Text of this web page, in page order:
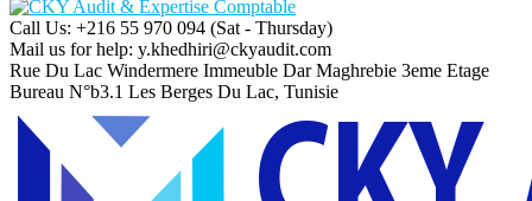
Call Us: +216 55 970 094 (Sat - Thursday)
Mail us for help: y.khedhiri@ckyaudit.com
Rue Du Lac Windermere Immeuble Dar Maghrebie 3eme Etage
Bureau N°b3.1 Les Berges Du Lac, Tunisie